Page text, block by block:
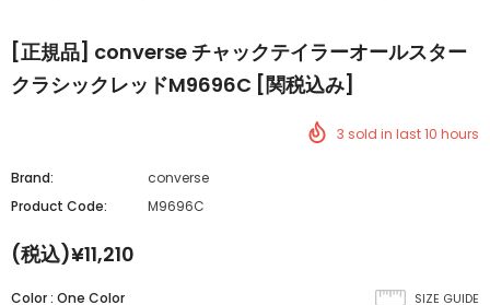
[正規品] converse チャックテイラーオールスター
クラシックレッドM9696C [関税込み]
3 sold in last10 hours
Brand:
converse
Product Code:
M9696C
(税込)¥11,210
SIZE GUIDE
Color: One Color